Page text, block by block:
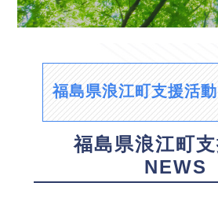
福島県浪江町支援活
福島県浪江町
NEWS